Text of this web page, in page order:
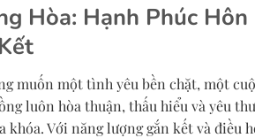
Hòa: Hạnh Phúc
muốn một tình yêu bền chặt, một
luôn hòa thuận, thấu hiểu và yêu
khóa. Với năng lượng gắn kết và điều